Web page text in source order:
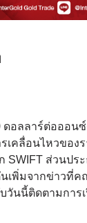
อลลาร์ต่อออ
เคลื่อนไหวขอ
SWIFT ส่วนป
เพิ่มจากข่าวที่
วันนี้ติดตามกา